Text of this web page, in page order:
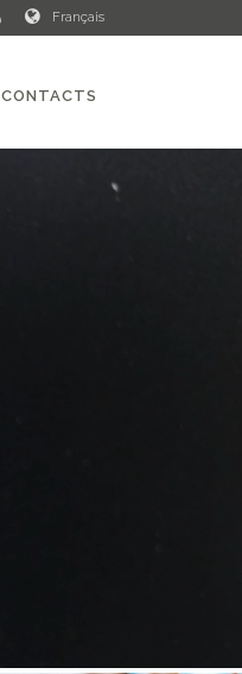
Français
CONTACTS